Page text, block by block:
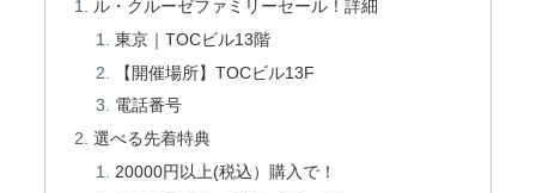
ル・クルーゼファミリーセール！詳細
東京｜TOCビル13階
【開催場所】TOCビル13F
電話番号
選べる先着特典
20000円以上(税込）購入で！